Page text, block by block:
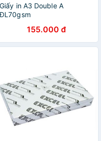
Giấy in A3 Double A
ĐL70gsm
155.000 đ